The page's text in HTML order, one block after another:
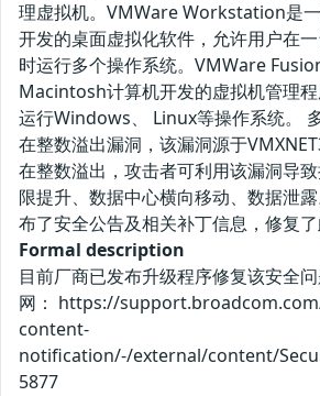
理虚拟机。VMWare Workstation是
开发的桌面虚拟化软件，允许用户在
时运行多个操作系统。VMWare
Macintosh计算机开发的虚拟机管理
运行Windows、 Linux等操作系统。
在整数溢出漏洞，该漏洞源于
在整数溢出，攻击者可利用该漏洞导
限提升、数据中心横向移动、数据泄
布了安全公告及相关补丁信息，修复了
Formal description
目前厂商已发布升级程序修复该安全
网： https://
content-
notification/-/external/content/
5877